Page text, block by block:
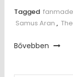
Tagged fanmade
Samus Aran ,
Bővebben